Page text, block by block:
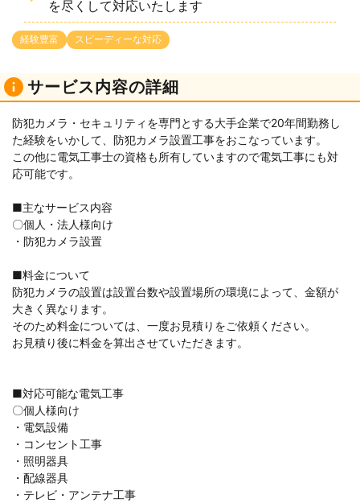
を尽くして対応いたします
経験豊富 スピーディーな対応
サービス内容の詳細
防犯カメラ・セキュリティを専門とする大手企業で20年間勤務し
た経験をいかして、防犯カメラ設置工事をおこなっています。
この他に電気工事士の資格も所有していますので電気工事にも対
応可能です。
■主なサービス内容
〇個人・法人様向け
・防犯カメラ設置
■料金について
防犯カメラの設置は設置台数や設置場所の環境によって、金額が
大きく異なります。
そのため料金については、一度お見積りをご依頼ください。
お見積り後に料金を算出させていただきます。
■対応可能な電気工事
〇個人様向け
・電気設備
・コンセント工事
・照明器具
・配線器具
・テレビ・アンテナ工事